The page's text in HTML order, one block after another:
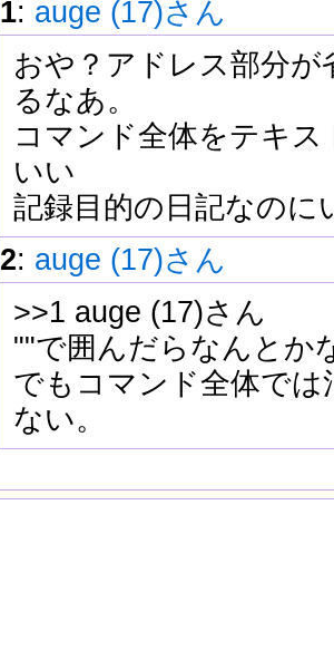
1: auge (17)さん
おや？アドレス部分
るなあ。
コマンド全体をテキ
いい
記録目的の日記なのに
2: auge (17)さん
>>1 auge (17)さん
""で囲んだらなんとか
でもコマンド全体で
ない。